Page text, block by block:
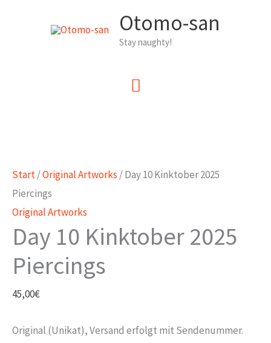
Otomo-san
Stay naughty!
Hauptmenü
Start/Original Artworks / Day 10 Kinktober 2025
Piercings
Original Artworks
Day 10 Kinktober 2025
Piercings
45,00€
Original (Unikat), Versand erfolgt mit Sendenummer.